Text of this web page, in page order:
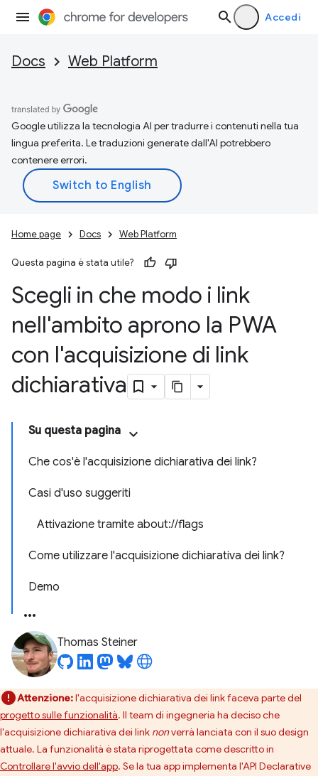
Accedi
Docs Web Platform
Google utilizza la tecnologia AI per tradurre i contenuti nella tua
lingua preferita. Le traduzioni generate dall'AI potrebbero
contenere errori.
Home page Docs Web Platform
Questa pagina è stata utile?
Scegli in che modo i link
nell'ambito aprono la PWA
con l'acquisizione di link
dichiarativa
Su questa pagina
Che cos'è l'acquisizione dichiarativa dei link?
Casi d'uso suggeriti
Attivazione tramite about://flags
Come utilizzare l'acquisizione dichiarativa dei link?
Demo
Thomas Steiner
Attenzione:l'acquisizione dichiarativa dei link faceva parte del
progetto sulle funzionalità. Il team di ingegneria ha deciso che
l'acquisizione dichiarativa dei link nonverrà lanciata con il suo design
attuale. La funzionalità è stata riprogettata come descritto in
Controllare l'avvio dell'app. Se la tua app implementa l'API Declarative